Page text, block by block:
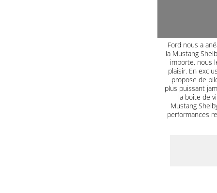
Ford nous a
la Mustang
importe, nous
plaisir. En
propose de
plus puissant
la boite de
Mustang
performances